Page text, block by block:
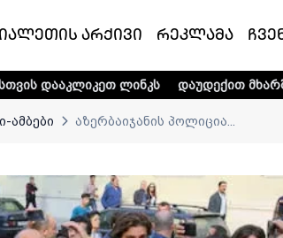
არქივი რეკლამა
ლინკს დაუდექით მხარში ტელე-
ამბები აზერბაიჯანის პოლიცია...